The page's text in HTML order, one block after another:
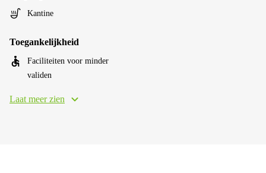
Kantine
Toegankelijkheid
Faciliteiten voor minder
validen
Laat meer zien